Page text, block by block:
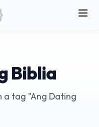
Biblia
a tag "Ang Dating